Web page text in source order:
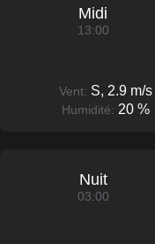
Midi
13:00
Vent: S, 2.9 m/s
Humidité: 20 %
Nuit
03:00